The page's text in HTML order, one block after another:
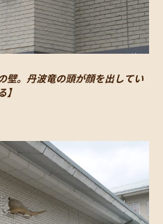
壁。丹波竜の頭が顔を出してい
】